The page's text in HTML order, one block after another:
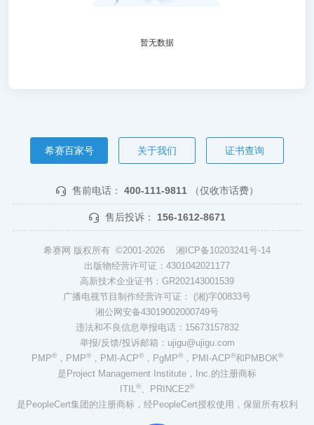
暂无数据
希赛百家号 关于我们 证书查询
售前电话： 400-111-9811 （仅收市话费）
售后投诉： 156-1612-8671
希赛网 版权所有 ©2001-2026 湘ICP备10203241号-14
出版物经营许可证：4301042021177
高新技术企业证书：GR202143001539
广播电视节目制作经营许可证： (湘)字00833号
湘公网安备43019002000749号
违法和不良信息举报电话：15673157832
举报/反馈/投诉邮箱：ujigu@ujigu.com
PMP®，PMP®，PMI-ACP®，PgMP®，PMI-ACP®和PMBOK®
是Project Management Institute，Inc.的注册商标
ITIL®、PRINCE2®
是PeopleCert集团的注册商标，经PeopleCert授权使用，保留所有权利